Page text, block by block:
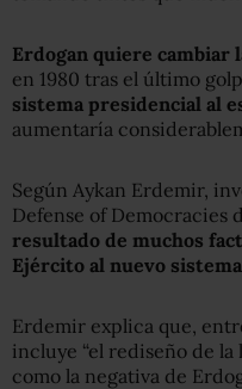
Erdogan quiere cambiar
en 1980 tras el último
sistema presidencial al
aumentaría
Según Aykan Erdemir,
Defense of Democracies
resultado de muchos
Ejército al nuevo
Erdemir explica que,
incluye “el rediseño de la
como la negativa de